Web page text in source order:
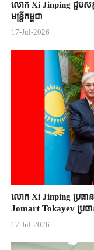
លោក Xi Jinping ជួបសន្
មន្ត្រីកម្ពុជា
17-Jul-2026
លោក Xi Jinping ប្រធាន
Jomart ​Tokayev ​ប្រធា
17-Jul-2026